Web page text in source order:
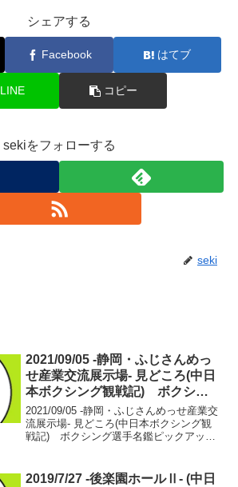
シェアする
Facebook はてブ
LINE コピー
sekiをフォローする
seki
2021/09/05 -静岡・ふじさんめっ
せ産業交流展示場- 見どころ(中日
本ボクシング観戦記) ボクシン
グ選手名鑑ピックアップ！
2021/09/05 -静岡・ふじさんめっせ産業交
流展示場- 見どころ(中日本ボクシング観
戦記) ボクシング選手名鑑ピックアッ
本の頂点に立ち、静岡から世界を狙...
2019/7/27 -後楽園ホールⅡ- (中日